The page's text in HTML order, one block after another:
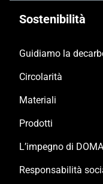
Sostenibilità
Guidiamo la
Circolarità
Materiali
Prodotti
L’impegno di
Responsabilità